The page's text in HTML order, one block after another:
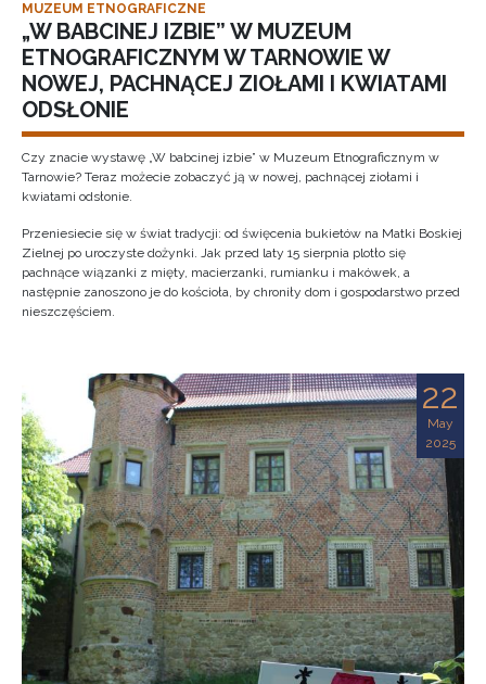
MUZEUM ETNOGRAFICZNE
„W BABCINEJ IZBIE” W MUZEUM
ETNOGRAFICZNYM W TARNOWIE W
NOWEJ, PACHNĄCEJ ZIOŁAMI I KWIATAMI
ODSŁONIE
Czy znacie wystawę „W babcinej izbie” w Muzeum Etnograficznym w
Tarnowie? Teraz możecie zobaczyć ją w nowej, pachnącej ziołami i
kwiatami odsłonie.
Przeniesiecie się w świat tradycji: od święcenia bukietów na Matki Boskiej
Zielnej po uroczyste dożynki. Jak przed laty 15 sierpnia plotło się
pachnące wiązanki z mięty, macierzanki, rumianku i makówek, a
następnie zanoszono je do kościoła, by chroniły dom i gospodarstwo przed
nieszczęściem.
22
May
2025